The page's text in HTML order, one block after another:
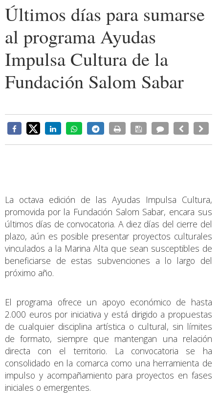
Últimos días para sumarse
al programa Ayudas
Impulsa Cultura de la
Fundación Salom Sabar
La octava edición de las Ayudas Impulsa Cultura,
promovida por la Fundación Salom Sabar, encara sus
últimos días de convocatoria. A diez días del cierre del
plazo, aún es posible presentar proyectos culturales
vinculados a la Marina Alta que sean susceptibles de
beneficiarse de estas subvenciones a lo largo del
próximo año.
El programa ofrece un apoyo económico de hasta
2.000 euros por iniciativa y está dirigido a propuestas
de cualquier disciplina artística o cultural, sin límites
de formato, siempre que mantengan una relación
directa con el territorio. La convocatoria se ha
consolidado en la comarca como una herramienta de
impulso y acompañamiento para proyectos en fases
iniciales o emergentes.